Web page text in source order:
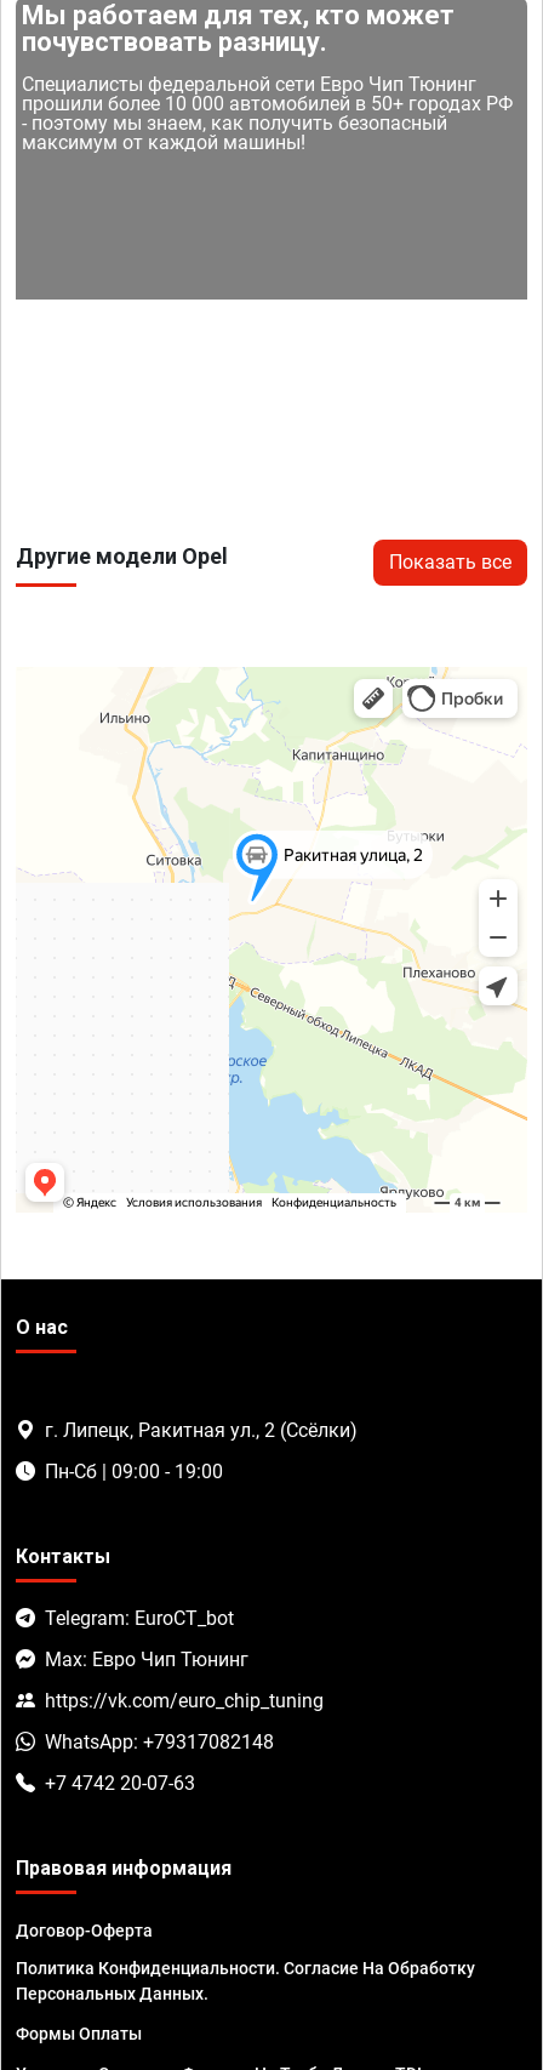
Мы работаем для тех, кто может
почувствовать разницу.
Специалисты федеральной сети Евро Чип Тюнинг
прошили более 10 000 автомобилей в 50+ городах РФ
- поэтому мы знаем, как получить безопасный
максимум от каждой машины!
Другие модели Opel Показать все
О нас
г. Липецк, Ракитная ул., 2 (Ссёлки)
Пн-Сб | 09:00 - 19:00
Контакты
Telegram: EuroCT_bot
Max: Евро Чип Тюнинг
https://vk.com/euro_chip_tuning
WhatsApp: +79317082148
+7 4742 20-07-63
Правовая информация
Договор-Оферта
Политика Конфиденциальности. Согласие На Обработку
Персональных Данных.
Формы Оплаты